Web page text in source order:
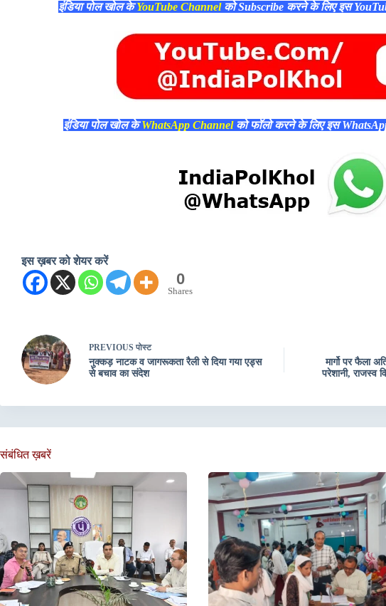
इंडिया पोल खोल केYouTube Channelको Subscribe करने के लिए इस
इंडिया पोल खोल केWhatsApp Channelको फॉलो करने के लिए इस
इस ख़बर को शेयर करें
0
Shares
PREVIOUS पोस्ट
नुक्कड़ नाटक व जागरूकता रैली से दिया गया एड्स
से बचाव का संदेश
मार्गो पर फैला
परेशानी, राजस्व
संबंधित ख़बरें